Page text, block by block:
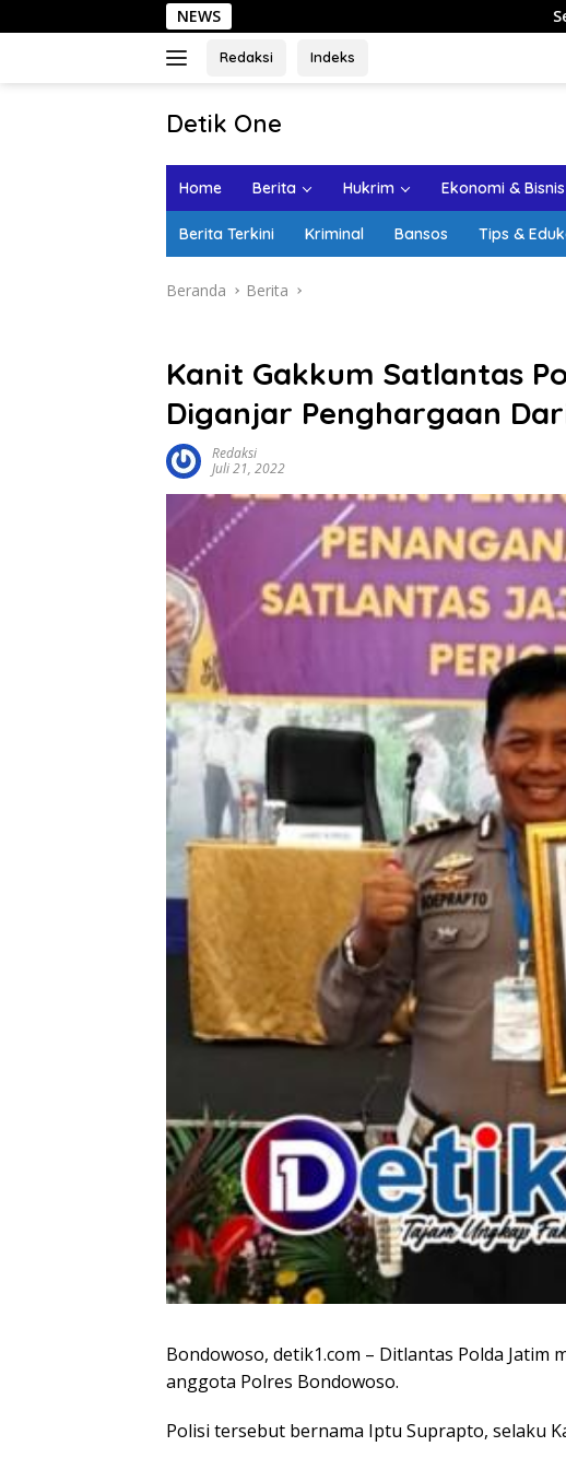
ke
NEWS Sehari di Kota Lama
Redaksi Indeks
Detik One
Ungkap
Home Berita Hukrim Ekonomi & Bisnis
Berita Terkini Kriminal Bansos Tips &
Beranda Berita
Kanit Gakkum Satlantas
Diganjar Penghargaan
Redaksi
Juli 21, 2022
Bondowoso, detik1.com – Ditlantas Polda
anggota Polres Bondowoso.
Polisi tersebut bernama Iptu Suprapto, selaku